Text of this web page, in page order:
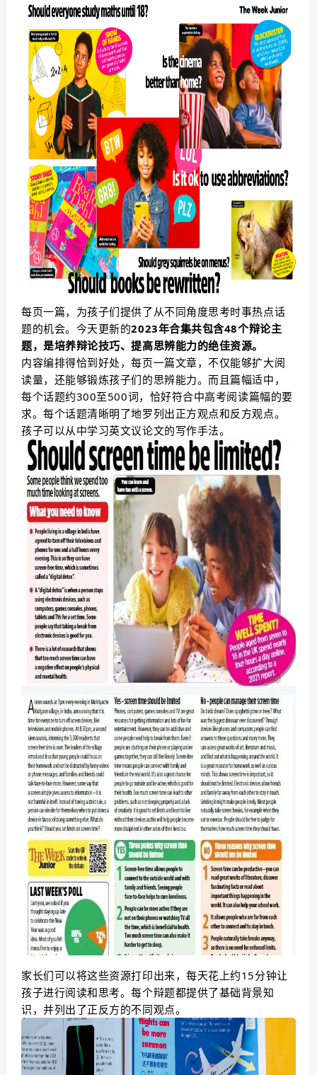
每页一篇，为孩子们提供了从不同角度思考时事热点话
题的机会。今天更新的2023年合集共包含48个辩论主
题，是培养辩论技巧、提高思辨能力的绝佳资源。
内容编排得恰到好处，每页一篇文章，不仅能够扩大阅
读量，还能够锻炼孩子们的思辨能力。而且篇幅适中，
每个话题约300至500词，恰好符合中高考阅读篇幅的要
求。每个话题清晰明了地罗列出正方观点和反方观点。
孩子可以从中学习英文议论文的写作手法。
家长们可以将这些资源打印出来，每天花上约15分钟让
孩子进行阅读和思考。每个辩题都提供了基础背景知
识，并列出了正反方的不同观点。